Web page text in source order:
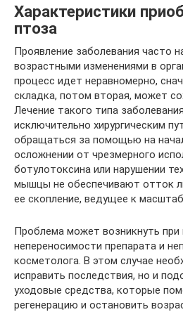
Характеристики
птоза
Проявление заболевания часто
возрастными изменениями в
процесс идет неравномерно,
складка, потом вторая, может
Лечение такого типа
исключительно хирургическим
обращаться за помощью на
осложнении от чрезмерного
ботулотоксина или нарушении
мышцы не обеспечивают отток
ее скопление, ведущее к
Проблема может возникнуть при
непереносимости препарата и
косметолога. В этом случае
исправить последствия, но и
уходовые средства, которые
регенерацию и остановить